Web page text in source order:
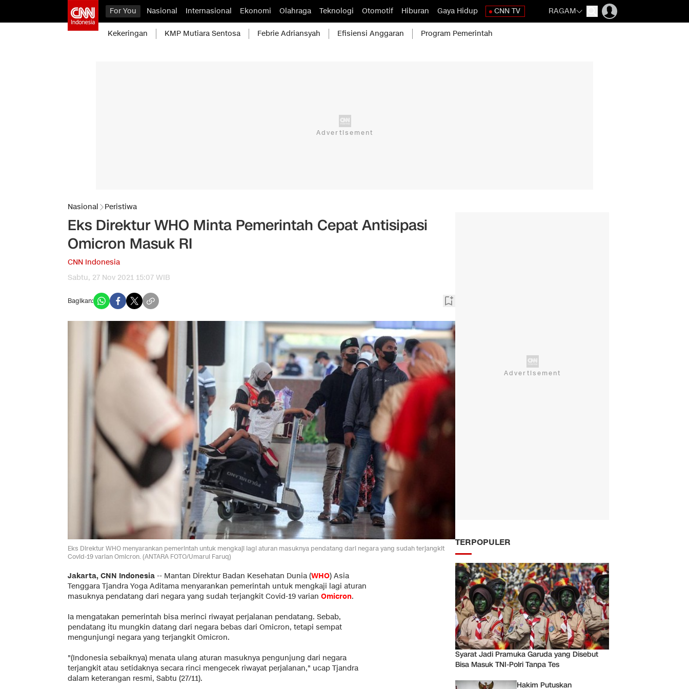
For You Nasional Internasional Ekonomi Olahraga Teknologi Otomotif Hiburan Gaya Hidup CNN TV RAGAM
Kekeringan KMP Mutiara Sentosa Febrie Adriansyah Efisiensi Anggaran Program Pemerintah
Nasional Peristiwa
Eks Direktur WHO Minta Pemerintah Cepat Antisipasi
Omicron Masuk RI
CNN Indonesia
Sabtu, 27 Nov 2021 15:07 WIB
Bagikan:
Eks Direktur WHO menyarankan pemerintah untuk mengkaji lagi aturan masuknya pendatang dari negara yang sudah terjangkit
Covid-19 varian Omicron. (ANTARA FOTO/Umarul Faruq)
Jakarta, CNN Indonesia -- Mantan Direktur Badan Kesehatan Dunia (WHO) Asia
Tenggara Tjandra Yoga Aditama menyarankan pemerintah untuk mengkaji lagi aturan
masuknya pendatang dari negara yang sudah terjangkit Covid-19 varian Omicron.
Ia mengatakan pemerintah bisa merinci riwayat perjalanan pendatang. Sebab,
pendatang itu mungkin datang dari negara bebas dari Omicron, tetapi sempat
mengunjungi negara yang terjangkit Omicron.
"(Indonesia sebaiknya) menata ulang aturan masuknya pengunjung dari negara
terjangkit atau setidaknya secara rinci mengecek riwayat perjalanan," ucap Tjandra
dalam keterangan resmi, Sabtu (27/11).
TERPOPULER
Syarat Jadi Pramuka Garuda yang Disebut
Bisa Masuk TNI-Polri Tanpa Tes
Hakim Putuskan